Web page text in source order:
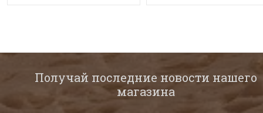
Получай последние новости нашего
магазина